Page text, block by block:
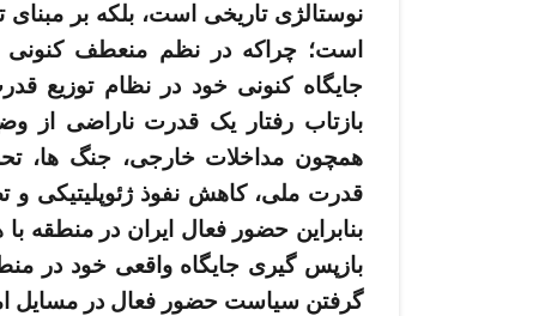
نوستالژی تاریخی است، بلکه بر
است؛ چراکه در نظم منعطف کنونی
جایگاه کنونی خود در نظام توزیع
بازتاب رفتار یک قدرت ناراضی از
همچون مداخلات خارجی، جنگ ­ها،
قدرت ملی، کاهش نفوذ ژئوپلیتیکی و
بنابراین حضور فعال ایران در منطقه
بازپس­ گیری جایگاه واقعی خود در
گرفتن سیاست حضور فعال در مسایل